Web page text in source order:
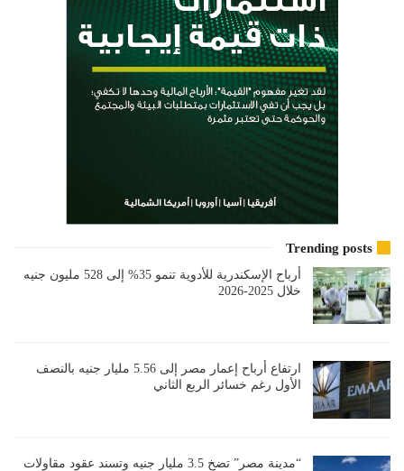
Trending posts
أرباح الإسكندرية للأدوية تنمو 35% إلى 528 مليون جنيه
خلال 2025-2026
ارتفاع أرباح إعمار مصر إلى 5.56 مليار جنيه بالنصف
الأول رغم خسائر الربع الثاني
“مدينة مصر” تضخ 3.5 مليار جنيه وتسند عقود مقاولات